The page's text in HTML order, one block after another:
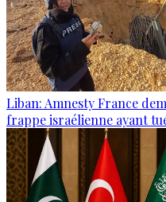
Liban: Amnesty France
frappe israélienne ayant